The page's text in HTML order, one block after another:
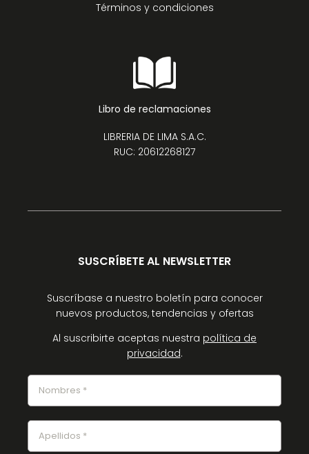
Términos y condiciones
Libro de reclamaciones
LIBRERIA DE LIMA S.A.C.
RUC: 20612268127
SUSCRÍBETE AL NEWSLETTER
Suscríbase a nuestro boletín para conocer
nuevos productos, tendencias y ofertas
Al suscribirte aceptas nuestra política de
privacidad.